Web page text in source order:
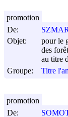
De:
Objet:
pour le
des
au titre
Groupe:
Titre
promotion
De:
promotion